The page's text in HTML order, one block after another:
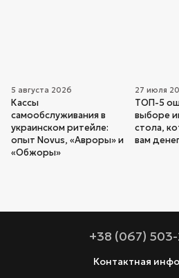
5 августа 2026
Кассы
самообслуживания в
украинском ритейле:
опыт Novus, «Авроры» и
«Обжоры»
27 июля
ТОП-5
выборе
стола,
вам
+38 (067)
Контактная